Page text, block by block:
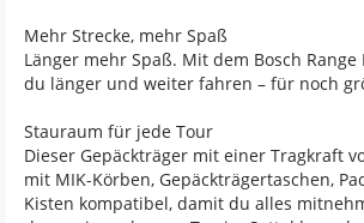
Mehr Strecke, mehr Spaß
Länger mehr Spaß. Mit dem Bosch
du länger und weiter fahren – für noch
Stauraum für jede Tour
Dieser Gepäckträger mit einer Tragkraft
mit MIK-Körben, Gepäckträgertaschen,
Kisten kompatibel, damit du alles